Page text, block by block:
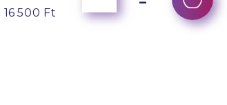
16 500 Ft